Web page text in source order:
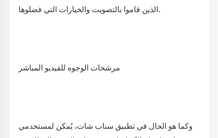
الذين قاموا بالتصويت والخيارات التي فضلوها.
مرشحات الوجوه للفيديو المباشر
وكما هو الحال في تطبيق سناب شات، يُمكن لمستخدمي